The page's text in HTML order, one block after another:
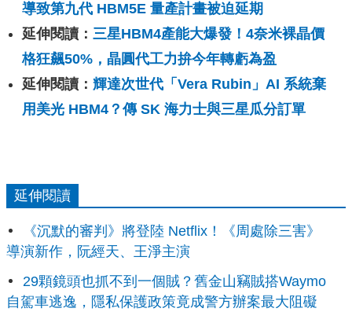
導致第九代 HBM5E 量產計畫被迫延期
延伸閱讀： 三星HBM4產能大爆發！4奈米裸晶價
格狂飆50%，晶圓代工力拚今年轉虧為盈
延伸閱讀： 輝達次世代「Vera Rubin」AI 系統棄
用美光 HBM4？傳 SK 海力士與三星瓜分訂單
延伸閱讀
《沉默的審判》將登陸 Netflix！《周處除三害》
導演新作，阮經天、王淨主演
29顆鏡頭也抓不到一個賊？舊金山竊賊搭Waymo
自駕車逃逸，隱私保護政策竟成警方辦案最大阻礙